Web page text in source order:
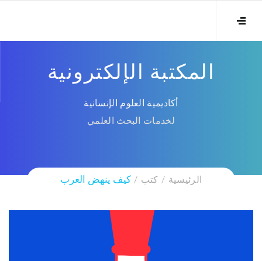
المكتبة الإلكترونية
أكاديمية العلوم الإنسانية
لخدمات البحث العلمي
الرئيسية كتب كيف ينهض العرب